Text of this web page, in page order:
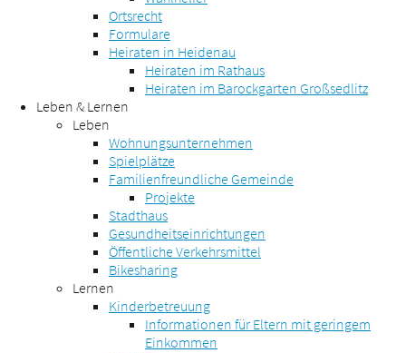
Ortsrecht
Formulare
Heiraten in Heidenau
Heiraten im Rathaus
Heiraten im Barockgarten Großsedlitz
Leben & Lernen
Leben
Wohnungsunternehmen
Spielplätze
Familienfreundliche Gemeinde
Projekte
Stadthaus
Gesundheitseinrichtungen
Öffentliche Verkehrsmittel
Bikesharing
Lernen
Kinderbetreuung
Informationen für Eltern mit geringem
Einkommen